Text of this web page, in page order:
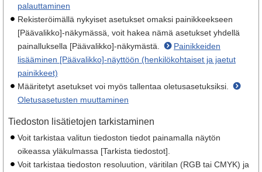
palauttaminen
Rekisteröimällä nykyiset asetukset omaksi painikkeekseen
[Päävalikko]-näkymässä, voit hakea nämä asetukset yhdellä
painalluksella [Päävalikko]-näkymästä.
Painikkeiden
lisääminen [Päävalikko]-näyttöön (henkilökohtaiset ja jaetut
painikkeet)
Määritetyt asetukset voi myös tallentaa oletusasetuksiksi.
Oletusasetusten muuttaminen
Tiedoston lisätietojen tarkistaminen
Voit tarkistaa valitun tiedoston tiedot painamalla näytön
oikeassa yläkulmassa [Tarkista tiedostot].
Voit tarkistaa tiedoston resoluution, väritilan (RGB tai CMYK) ja